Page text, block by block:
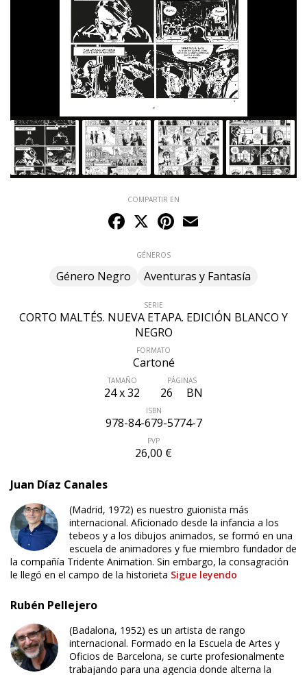
COMPARTIR EN
Facebook
X Pinterest
GÉNEROS
Género Negro Aventuras y Fantasía
SERIE
CORTO MALTÉS. NUEVA ETAPA. EDICIÓN BLANCO Y
NEGRO
FORMATO
Cartoné
TAMAÑO
24 x 32
PÁGINAS
26 BN
ISBN
978-84-679-5774-7
PVP
26,00 €
Juan Díaz Canales
(Madrid, 1972) es nuestro guionista más
internacional. Aficionado desde la infancia a los
tebeos y a los dibujos animados, se formó en una
escuela de animadores y fue miembro fundador de
la compañía Tridente Animation. Sin embargo, la consagración
le llegó en el campo de la historieta Sigue leyendo
Rubén Pellejero
(Badalona, 1952) es un artista de rango
internacional. Formado en la Escuela de Artes y
Oficios de Barcelona, se curte profesionalmente
trabajando para una agencia donde alterna la